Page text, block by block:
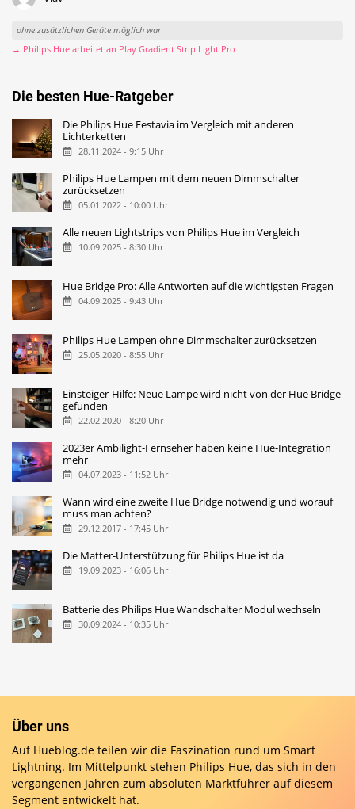
ohne zusätzlichen Geräte möglich war
→ Philips Hue arbeitet an Play Gradient Strip Light Pro
Die besten Hue-Ratgeber
Die Philips Hue Festavia im Vergleich mit anderen
Lichterketten
28.11.2024 - 9:15 Uhr
Philips Hue Lampen mit dem neuen Dimmschalter
zurücksetzen
05.01.2022 - 10:00 Uhr
Alle neuen Lightstrips von Philips Hue im Vergleich
10.09.2025 - 8:30 Uhr
Hue Bridge Pro: Alle Antworten auf die wichtigsten Fragen
04.09.2025 - 9:43 Uhr
Philips Hue Lampen ohne Dimmschalter zurücksetzen
25.05.2020 - 8:55 Uhr
Einsteiger-Hilfe: Neue Lampe wird nicht von der Hue Bridge
gefunden
22.02.2020 - 8:20 Uhr
2023er Ambilight-Fernseher haben keine Hue-Integration
mehr
04.07.2023 - 11:52 Uhr
Wann wird eine zweite Hue Bridge notwendig und worauf
muss man achten?
29.12.2017 - 17:45 Uhr
Die Matter-Unterstützung für Philips Hue ist da
19.09.2023 - 16:06 Uhr
Batterie des Philips Hue Wandschalter Modul wechseln
30.09.2024 - 10:35 Uhr
Über uns
Auf Hueblog.de teilen wir die Faszination rund um Smart
Lightning. Im Mittelpunkt stehen Philips Hue, das sich in den
vergangenen Jahren zum absoluten Marktführer auf diesem
Segment entwickelt hat.